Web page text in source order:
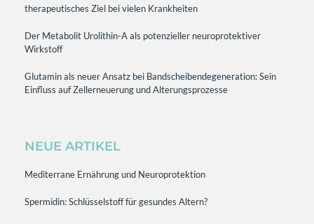
therapeutisches Ziel bei vielen Krankheiten
Der Metabolit Urolithin-A als potenzieller neuroprotektiver
Wirkstoff
Glutamin als neuer Ansatz bei Bandscheibendegeneration: Sein
Einfluss auf Zellerneuerung und Alterungsprozesse
NEUE ARTIKEL
Mediterrane Ernährung und Neuroprotektion
Spermidin: Schlüsselstoff für gesundes Altern?